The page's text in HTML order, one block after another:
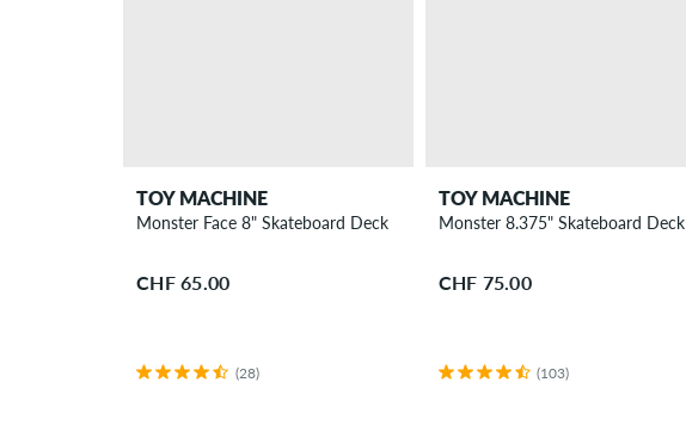
TOY MACHINE
Monster Face 8" Skateboard Deck
CHF 65.00
(28)
TOY MACHINE
Monster 8.375" Skateboard Deck
CHF 75.00
(103)